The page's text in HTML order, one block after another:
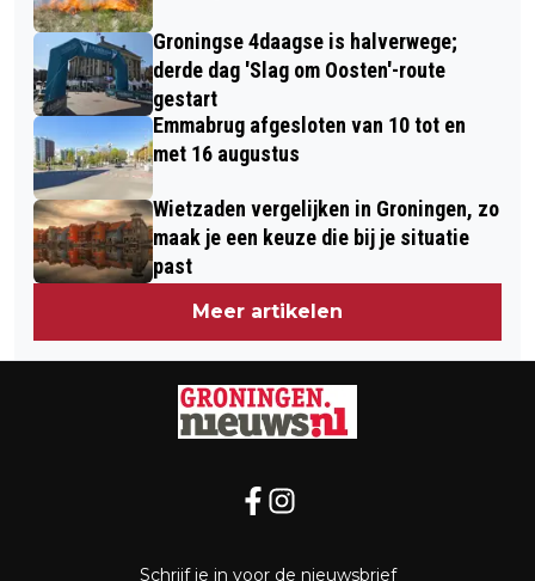
Groningse 4daagse is halverwege;
derde dag 'Slag om Oosten'-route
gestart
Emmabrug afgesloten van 10 tot en
met 16 augustus
Wietzaden vergelijken in Groningen, zo
maak je een keuze die bij je situatie
past
Meer artikelen
Schrijf je in voor de nieuwsbrief